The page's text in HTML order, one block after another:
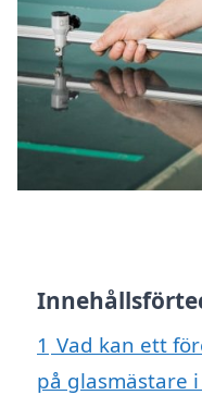
1 Vad kan ett
på glasmästare